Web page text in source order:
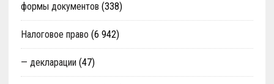
формы документов (338)
Налоговое право (6 942)
— декларации (47)